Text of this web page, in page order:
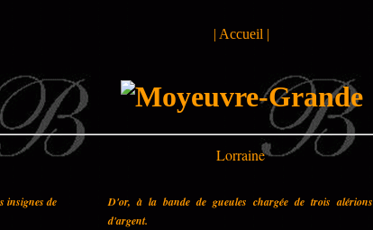
| Accueil |
Lorraine
insignes de
D'or, à la bande de gueules chargée de trois alérions
d'argent.